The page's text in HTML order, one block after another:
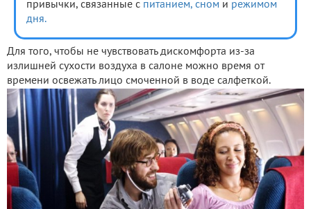
привычки, связанные с питанием, сном и режимом
дня.
Для того, чтобы не чувствовать дискомфорта из-за
излишней сухости воздуха в салоне можно время от
времени освежать лицо смоченной в воде салфеткой.